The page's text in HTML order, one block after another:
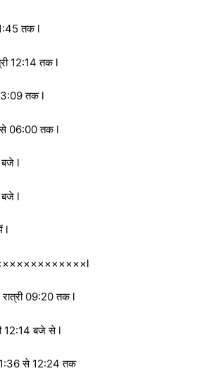
तक l
12:14 तक l
तक l
से 06:00 तक l
बजे l
बजे l
l
09:20 तक l
12:14 बजे से l
से 12:24 तक